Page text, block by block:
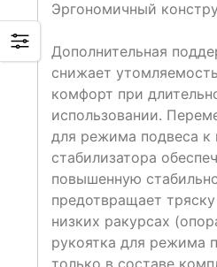
Эргономичный
Дополнительная
снижает
комфорт при
использовании.
для режима подвеса к
стабилизатора
повышенную
предотвращает
низких ракурсах
рукоятка для режима
только в составе